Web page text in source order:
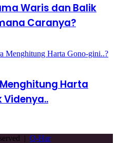
Waris dan Balik
Caranya?
Harta
Videnya..
| Q-Har